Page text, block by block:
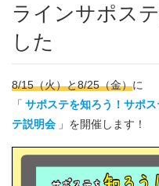
ラインサポス
した
8/15（火）と8/25（金）に
「 サポステを知ろう！サポ
テ説明会 」を開催します！